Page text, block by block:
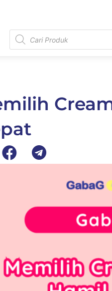
Products
search